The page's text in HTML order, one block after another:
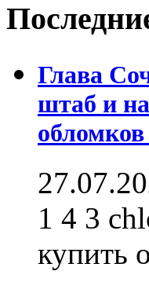
Глава
штаб и
1 4 3
купить